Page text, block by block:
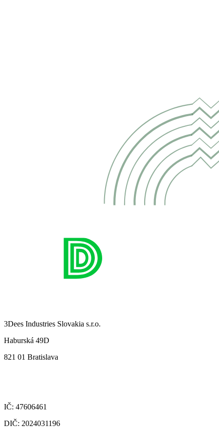
3Dees Industries Slovakia s.r.o.
Haburská 49D
821 01 Bratislava
IČ: 47606461
DIČ: 2024031196